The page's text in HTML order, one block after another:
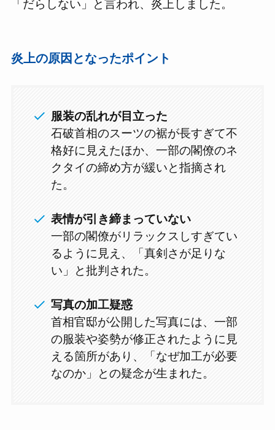
「だらしない」と言われ、炎上しました。
炎上の原因となったポイント
服装の乱れが目立った
石破首相のスーツの裾が長すぎて不
格好に見えたほか、一部の閣僚のネ
クタイの締め方が緩いと指摘され
た。
表情が引き締まっていない
一部の閣僚がリラックスしすぎてい
るように見え、「真剣さが足りな
い」と批判された。
写真の加工疑惑
首相官邸が公開した写真には、一部
の服装や姿勢が修正されたように見
える箇所があり、「なぜ加工が必要
なのか」との疑念が生まれた。